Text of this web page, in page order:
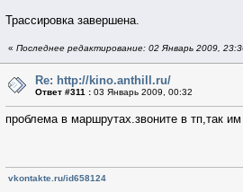
Трассировка завершена.
« Последнее редактирование: 02 Январь 2009,
Re: http://kino.anthill.ru/
Ответ #311 : 03 Январь 2009, 00:32
проблема в маршрутах.звоните в тп,так
vkontakte.ru/id658124